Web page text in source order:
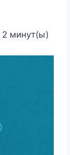
2 минут(ы)